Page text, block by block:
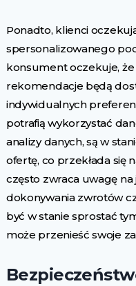
Ponadto, klienci
spersonalizowanego
konsument oczekuje,
rekomendacje będą
indywidualnych
potrafią wykorzystać
analizy danych, są w
ofertę, co przekłada się
często zwraca uwagę na
dokonywania zwrotów
być w stanie sprostać
może przenieść swoje